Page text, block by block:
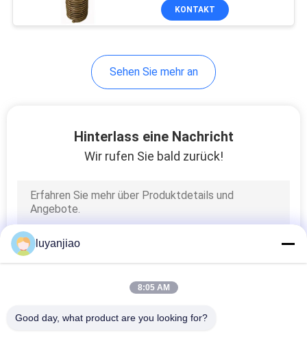
Fluorpolymer-
Wärmetauscher mit
Metall-
Immersionsspule
Wärmetauscher
KONTAKT
Sehen Sie mehr an
Hinterlass eine Nachricht
Wir rufen Sie bald zurück!
luyanjiao
8:05 AM
Good day, what product are you looking for?